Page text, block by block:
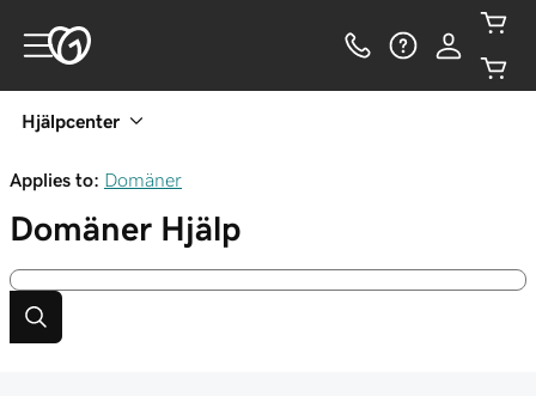
Hjälpcenter
Applies to: Domäner
Domäner Hjälp